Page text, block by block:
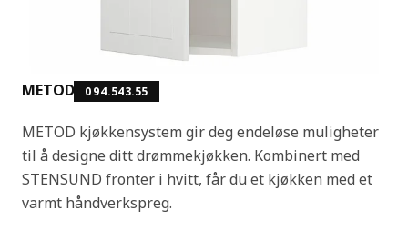
METOD 094.543.55
METOD kjøkkensystem gir deg endeløse muligheter
til å designe ditt drømmekjøkken. Kombinert med
STENSUND fronter i hvitt, får du et kjøkken med et
varmt håndverkspreg.